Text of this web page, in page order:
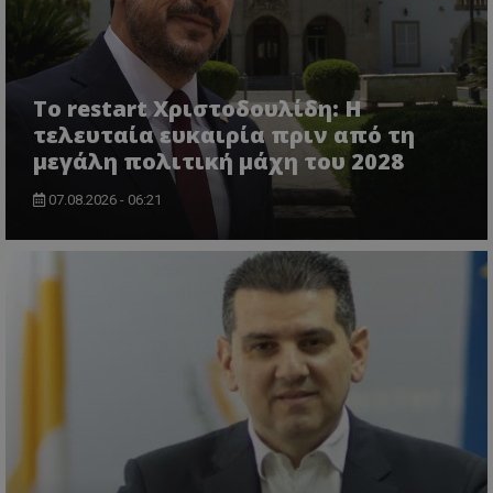
Το restart Χριστοδουλίδη: Η
τελευταία ευκαιρία πριν από τη
μεγάλη πολιτική μάχη του 2028
07.08.2026 - 06:21
ASP.NET_SessionId
Microsoft Corporation